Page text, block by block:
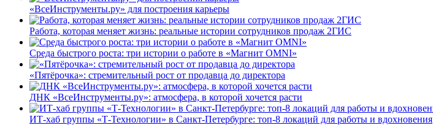
«ВсеИнструменты.ру» для построения карьеры
Работа, которая меняет жизнь: реальные истории сотрудников продаж 2ГИС
Среда быстрого роста: три истории о работе в «Магнит OMNI»
«Пятёрочка»: стремительный рост от продавца до директора
ДНК «ВсеИнструменты.ру»: атмосфера, в которой хочется расти
ИТ-хаб группы «Т-Технологии» в Санкт-Петербурге: топ-8 локаций для работы и вдохновения